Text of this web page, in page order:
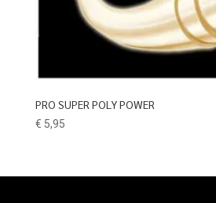
PRO SUPER POLY POWER
€ 5,95